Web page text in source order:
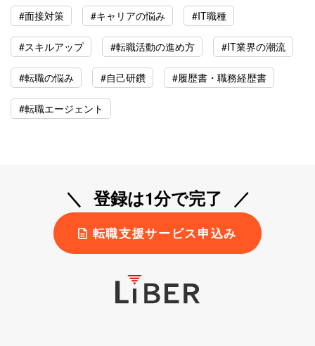
#面接対策
#キャリアの悩み #IT職種
#スキルアップ #転職活動の進め方 #IT業界の潮流
#転職の悩み #自己研鑽 #履歴書・職務経歴書
#転職エージェント
登録は1分で完了
転職支援サービス申込み